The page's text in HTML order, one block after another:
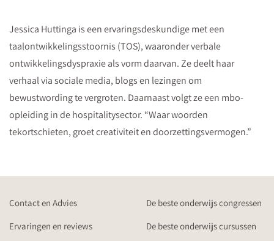
Jessica Huttinga is een ervaringsdeskundige met een
taalontwikkelingsstoornis (TOS), waaronder verbale
ontwikkelingsdyspraxie als vorm daarvan. Ze deelt haar
verhaal via sociale media, blogs en lezingen om
bewustwording te vergroten. Daarnaast volgt ze een mbo-
opleiding in de hospitalitysector. “Waar woorden
tekortschieten, groet creativiteit en doorzettingsvermogen.”
Contact en Advies
De beste onderwijs congressen
Ervaringen en reviews
De beste onderwijs cursussen